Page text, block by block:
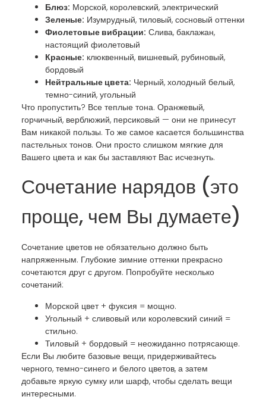
Блюз: Морской, королевский, электрический
Зеленые: Изумрудный, тиловый, сосновый оттенки
Фиолетовые вибрации: Слива, баклажан,
настоящий фиолетовый
Красные: клюквенный, вишневый, рубиновый,
бордовый
Нейтральные цвета: Черный, холодный белый,
темно-синий, угольный
Что пропустить? Все теплые тона. Оранжевый,
горчичный, верблюжий, персиковый — они не принесут
Вам никакой пользы. То же самое касается большинства
пастельных тонов. Они просто слишком мягкие для
Вашего цвета и как бы заставляют Вас исчезнуть.
Сочетание нарядов (это
проще, чем Вы думаете)
Сочетание цветов не обязательно должно быть
напряженным. Глубокие зимние оттенки прекрасно
сочетаются друг с другом. Попробуйте несколько
сочетаний:
Морской цвет + фуксия = мощно.
Угольный + сливовый или королевский синий =
стильно.
Тиловый + бордовый = неожиданно потрясающе.
Если Вы любите базовые вещи, придерживайтесь
черного, темно-синего и белого цветов, а затем
добавьте яркую сумку или шарф, чтобы сделать вещи
интересными.